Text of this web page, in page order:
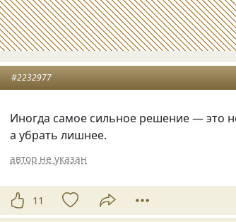
#2232977
Иногда самое сильное решение — это
а убрать лишнее.
автор не указан
11